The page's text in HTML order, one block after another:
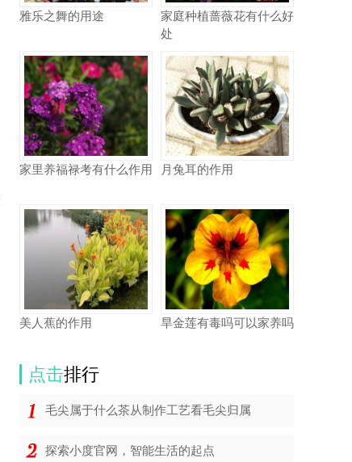
雅乐之舞的用途
家庭种植蔷薇花有什么好
处
家里养福禄考有什么作用 月兔耳的作用
美人蕉的作用 旱金莲有毒吗可以家养吗
点击排行
毛尖属于什么茶从制作工艺看毛尖归属
探索小度官网，智能生活的起点